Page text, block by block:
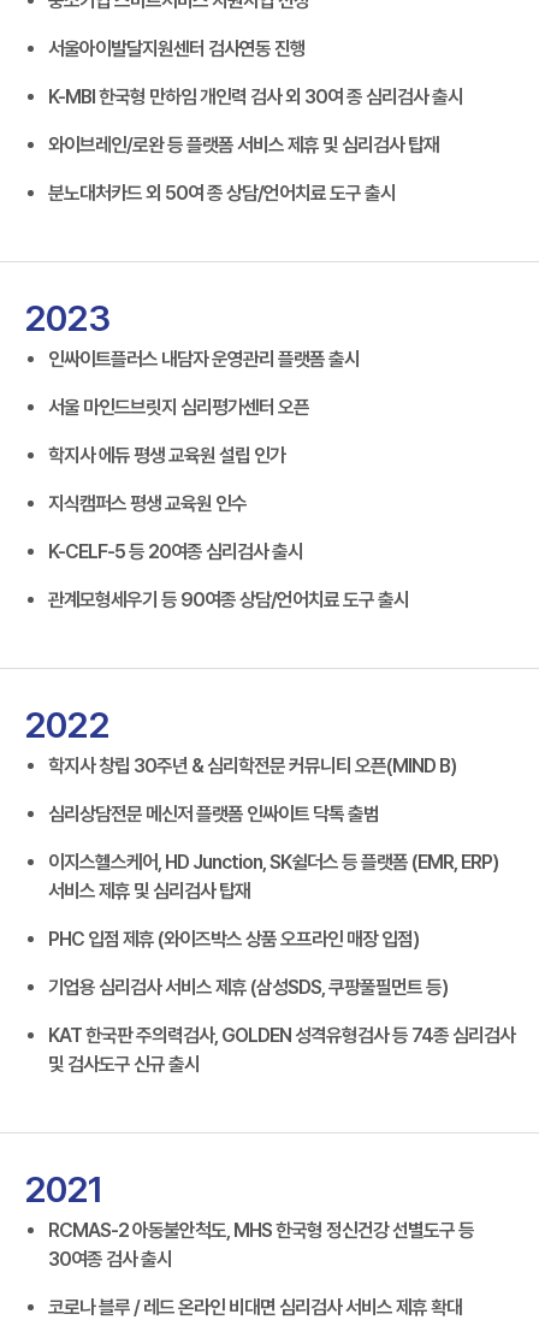
서울아이발달지원센터 검사연동 진행
K-MBI 한국형 만하임 개인력 검사 외 30여 종 심리검사 출시
와이브레인/로완 등 플랫폼 서비스 제휴 및 심리검사 탑재
분노대처카드 외 50여 종 상담/언어치료 도구 출시
2023
인싸이트플러스 내담자 운영관리 플랫폼 출시
서울 마인드브릿지 심리평가센터 오픈
학지사 에듀 평생 교육원 설립 인가
지식캠퍼스 평생 교육원 인수
K-CELF-5 등 20여종 심리검사 출시
관계모형세우기 등 90여종 상담/언어치료 도구 출시
2022
학지사 창립 30주년 & 심리학전문 커뮤니티 오픈(MIND B)
심리상담전문 메신저 플랫폼 인싸이트 닥톡 출범
이지스헬스케어, HD Junction, SK쉴더스 등 플랫폼 (EMR, ERP)
서비스 제휴 및 심리검사 탑재
PHC 입점 제휴 (와이즈박스 상품 오프라인 매장 입점)
기업용 심리검사 서비스 제휴 (삼성SDS, 쿠팡풀필먼트 등)
KAT 한국판 주의력검사, GOLDEN 성격유형검사 등 74종 심리검사
및 검사도구 신규 출시
2021
RCMAS-2 아동불안척도, MHS 한국형 정신건강 선별도구 등
30여종 검사 출시
코로나 블루 / 레드 온라인 비대면 심리검사 서비스 제휴 확대